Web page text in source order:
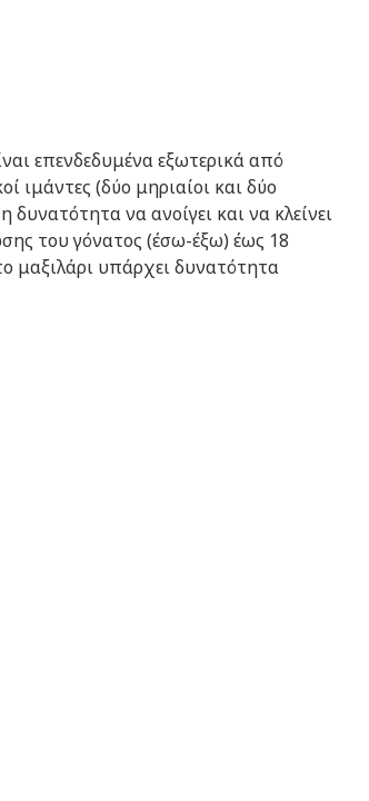
επενδεδυμένα εξωτερικά από
ιμάντες (δύο μηριαίοι και δύο
να ανοίγει και να κλείνει
του γόνατος (έσω-έξω) έως 18
μαξιλάρι υπάρχει δυνατότητα